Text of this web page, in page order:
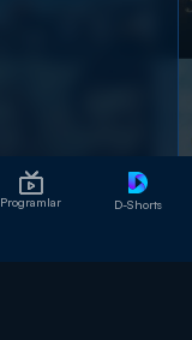
Programlar D-Shorts